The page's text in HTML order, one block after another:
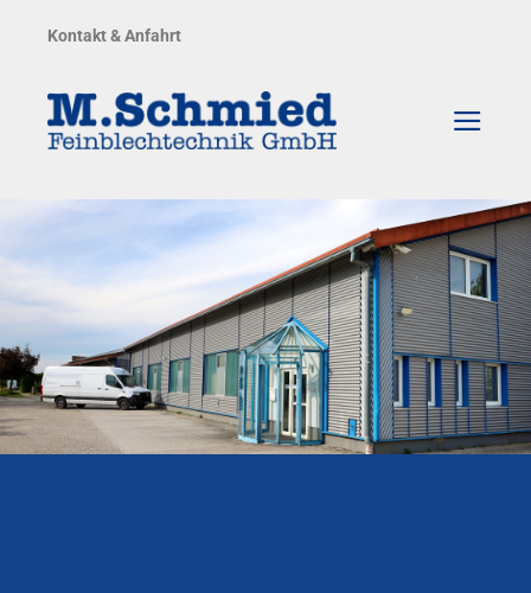
Inhalt
Kontakt & Anfahrt